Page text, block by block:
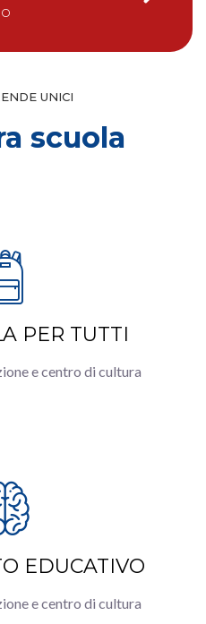
UNICI
scuola
PER TUTTI
e centro di cultura
EDUCATIVO
e centro di cultura